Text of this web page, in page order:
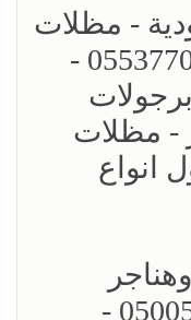
- مظلات
مواقف سيارات - 0553770074 -
- مظلات
انواع
الاختيار الاول - 0500559613 -